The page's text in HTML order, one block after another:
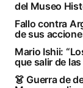
del Museo
Fallo contra
de sus
Mario Ishii:
que salir de
👗 Guerra de